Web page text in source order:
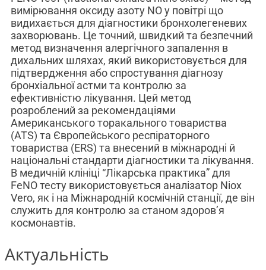
вимірювання оксиду азоту NO у повітрі що
видихається для діагностики бронхолегеневих
захворювань. Це точний, швидкий та безпечний
метод визначення алергічного запалення в
дихальних шляхах, який використовується для
підтвердження або спростування діагнозу
бронхіальної астми та контролю за
ефективністю лікування. Цей метод
розроблений за рекомендаціями
Американського торакального товариства
(ATS) та Європейського респіраторного
товариства (ERS) та внесений в міжнародні й
національні стандарти діагностики та лікування.
В медичній клініці “Лікарська практика” для
FeNO тесту використовується аналізатор Niox
Vero, як і на Міжнародній космічній станції, де він
служить для контролю за станом здоров’я
космонавтів.
Актуальність